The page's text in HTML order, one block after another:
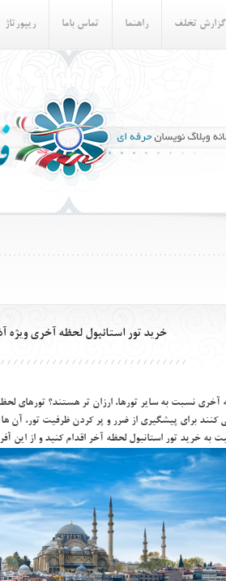
گزارش تخلف راهنما تماس باما ريپورتاژ
خريد تور استانبول لحظه آخري ويژه آذر
نسبت به ساير تورها، ارزان تر هستند؟ تورهاي
به خريد تور استانبول لحظه آخر اقدام كنيد و از اين